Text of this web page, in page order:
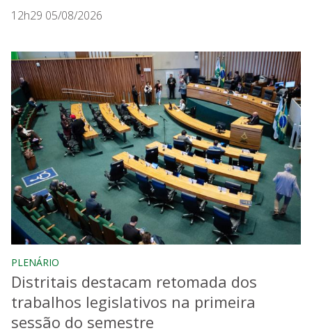
12h29 05/08/2026
PLENÁRIO
Distritais destacam retomada dos
trabalhos legislativos na primeira
sessão do semestre